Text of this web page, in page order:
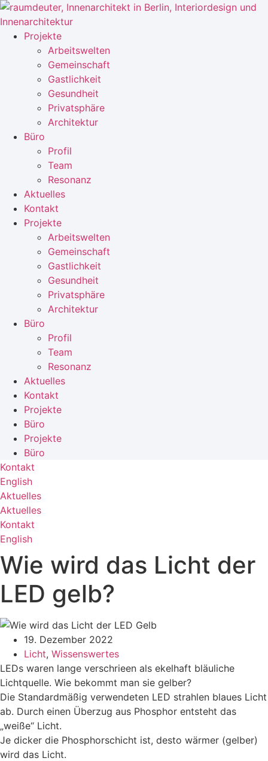
Zum
Inhalt
springenProjekte
Arbeitswelten
Gemeinschaft
Gastlichkeit
Gesundheit
Privatsphäre
Architektur
Büro
Profil
Team
Resonanz
Aktuelles
Kontakt
Projekte
Arbeitswelten
Gemeinschaft
Gastlichkeit
Gesundheit
Privatsphäre
Architektur
Büro
Profil
Team
Resonanz
Aktuelles
Kontakt
Projekte
Büro
Projekte
Büro
Kontakt
English
Aktuelles
Aktuelles
Kontakt
English
Wie wird das Licht der
LED gelb?
19. Dezember 2022
Licht, Wissenswertes
LEDs waren lange verschrieen als ekelhaft bläuliche
Lichtquelle. Wie bekommt man sie gelber?
Die Standardmäßig verwendeten LED strahlen blaues Licht
ab. Durch einen Überzug aus Phosphor entsteht das
„weiße“ Licht.
Je dicker die Phosphorschicht ist, desto wärmer (gelber)
wird das Licht.